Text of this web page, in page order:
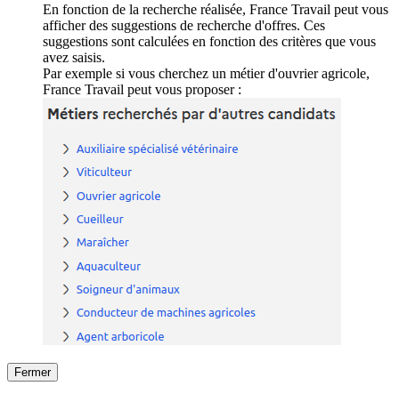
En fonction de la recherche réalisée, France Travail peut vous
afficher des suggestions de recherche d'offres. Ces
suggestions sont calculées en fonction des critères que vous
avez saisis.
Par exemple si vous cherchez un métier d'ouvrier agricole,
France Travail peut vous proposer :
Fermer